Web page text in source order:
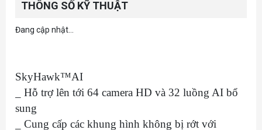
THÔNG SỐ KỸ THUẬT
Đang cập nhật...
SkyHawk™AI
_ Hỗ trợ lên tới 64 camera HD và 32 luồng AI bổ
sung
_ Cung cấp các khung hình không bị rớt với